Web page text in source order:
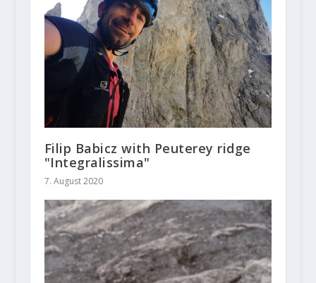
Filip Babicz with Peuterey ridge
"Integralissima"
7. August 2020